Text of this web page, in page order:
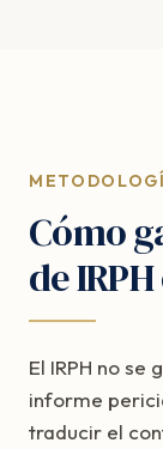
Cómo
de
El IRPH no se
informe
traducir el